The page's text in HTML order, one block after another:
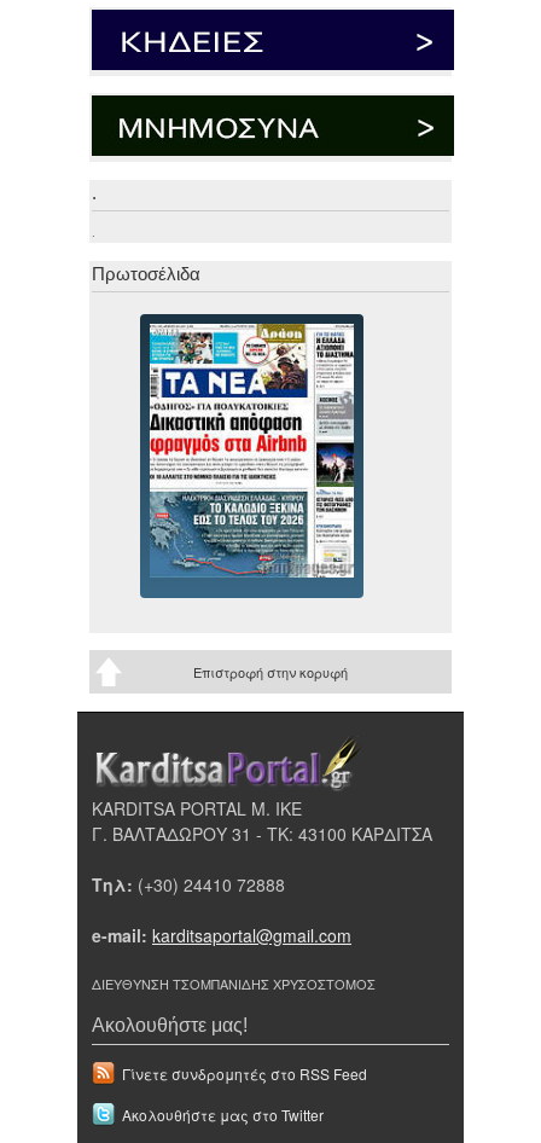
.
.
Πρωτοσέλιδα
Επιστροφή στην κορυφή
KARDITSA PORTAL Μ. ΙΚΕ
Γ. ΒΑΛΤΑΔΩΡΟΥ 31 - ΤΚ: 43100 ΚΑΡΔΙΤΣΑ
Τηλ: (+30) 24410 72888
e-mail: karditsaportal@gmail.com
ΔΙΕΥΘΥΝΣΗ ΤΣΟΜΠΑΝΙΔΗΣ ΧΡΥΣΟΣΤΟΜΟΣ
Ακολουθήστε μας!
Γίνετε συνδρομητές στο RSS Feed
Ακολουθήστε μας στο Twitter